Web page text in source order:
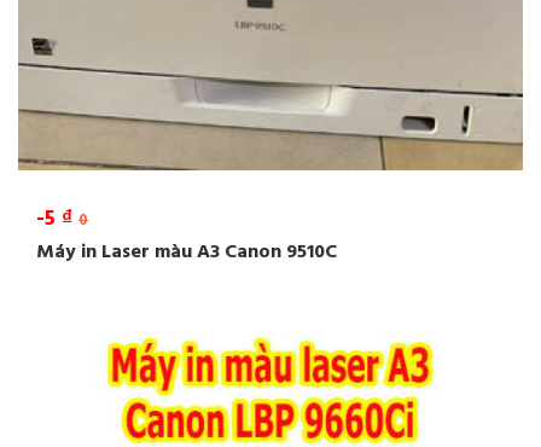
-5 ₫ 0
Máy in Laser màu A3 Canon 9510C